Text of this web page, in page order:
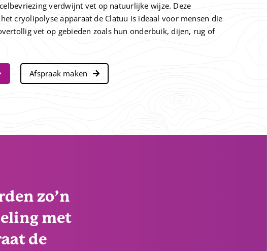
verdwijnt vet op natuurlijke wijze. Deze
cryolipolyse apparaat de Clatuu is ideaal voor mensen die
vet op gebieden zoals hun onderbuik, dijen, rug of
Afspraak maken
zo’n
met
de